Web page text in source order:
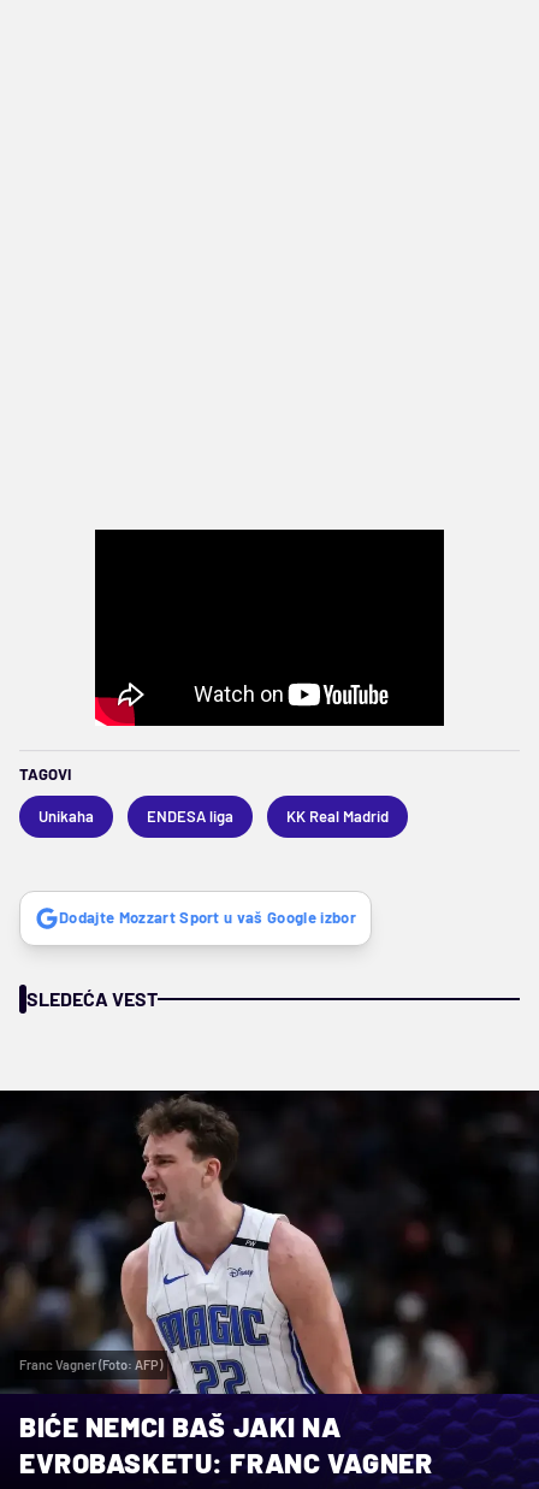
TAGOVI
Unikaha ENDESA liga KK Real Madrid
Dodajte Mozzart Sport u vaš Google izbor
SLEDEĆA VEST
Franc Vagner (Foto: AFP)
BIĆE NEMCI BAŠ JAKI NA
EVROBASKETU: FRANC VAGNER